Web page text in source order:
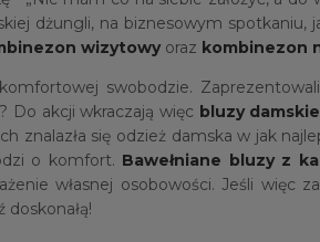
dżungli, na biznesowym
wizytowyoraz kombinezon
swobodzie.
Do akcji wkraczają więc bluzy
znalazła się odzież damska w jak
o komfort. Bawełniane bluzy z
własnej osobowości. Jeśli
doskonałą!